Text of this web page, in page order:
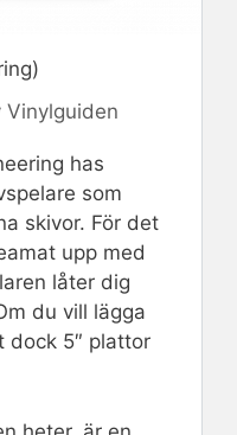
Vinylguiden
has
som
skivor. För det
upp med
låter dig
du vill lägga
dock 5″ plattor